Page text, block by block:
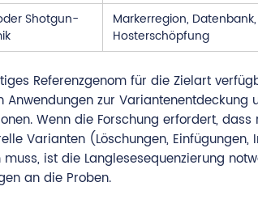
Shotgun-
Markerregion, Datenbank,
Hosterschöpfung
Referenzgenom für die Zielart
zur
Wenn die Forschung erfordert,
Varianten (Löschungen,
ist die Langlesesequenzierung
an die Proben.